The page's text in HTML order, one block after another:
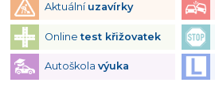
Aktuální uzavírky
Onlinetest křižovatek
Autoškola výuka